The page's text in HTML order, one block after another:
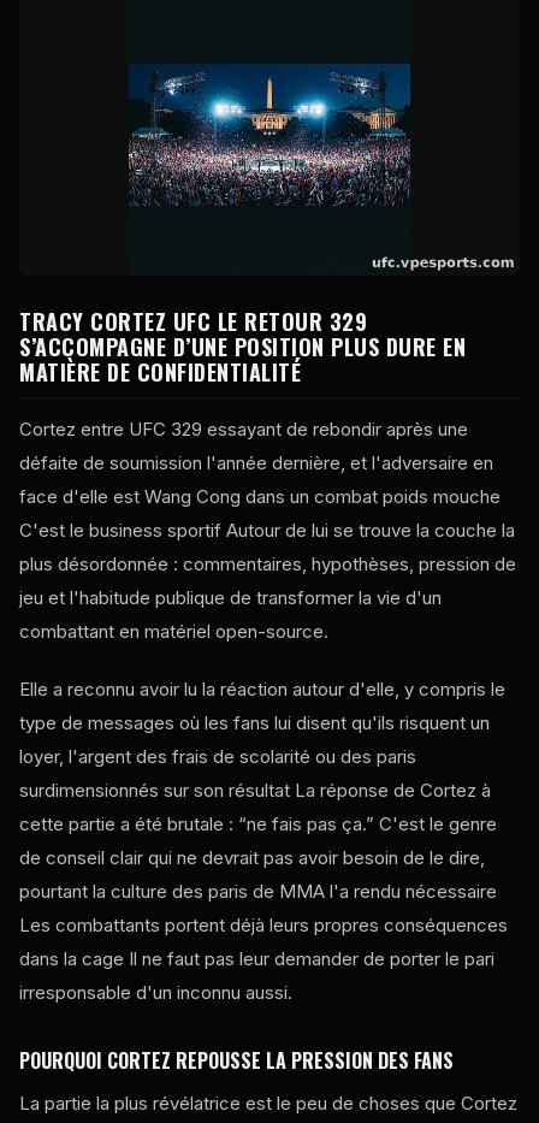
TRACY CORTEZ UFC LE RETOUR 329
S’ACCOMPAGNE D’UNE POSITION PLUS DURE EN
MATIÈRE DE CONFIDENTIALITÉ
Cortez entre UFC 329 essayant de rebondir après une
défaite de soumission l'année dernière, et l'adversaire en
face d'elle est Wang Cong dans un combat poids mouche
C'est le business sportif Autour de lui se trouve la couche la
plus désordonnée : commentaires, hypothèses, pression de
jeu et l'habitude publique de transformer la vie d'un
combattant en matériel open-source.
Elle a reconnu avoir lu la réaction autour d'elle, y compris le
type de messages où les fans lui disent qu'ils risquent un
loyer, l'argent des frais de scolarité ou des paris
surdimensionnés sur son résultat La réponse de Cortez à
cette partie a été brutale : “ne fais pas ça.” C'est le genre
de conseil clair qui ne devrait pas avoir besoin de le dire,
pourtant la culture des paris de MMA l'a rendu nécessaire
Les combattants portent déjà leurs propres conséquences
dans la cage Il ne faut pas leur demander de porter le pari
irresponsable d'un inconnu aussi.
POURQUOI CORTEZ REPOUSSE LA PRESSION DES FANS
La partie la plus révélatrice est le peu de choses que Cortez